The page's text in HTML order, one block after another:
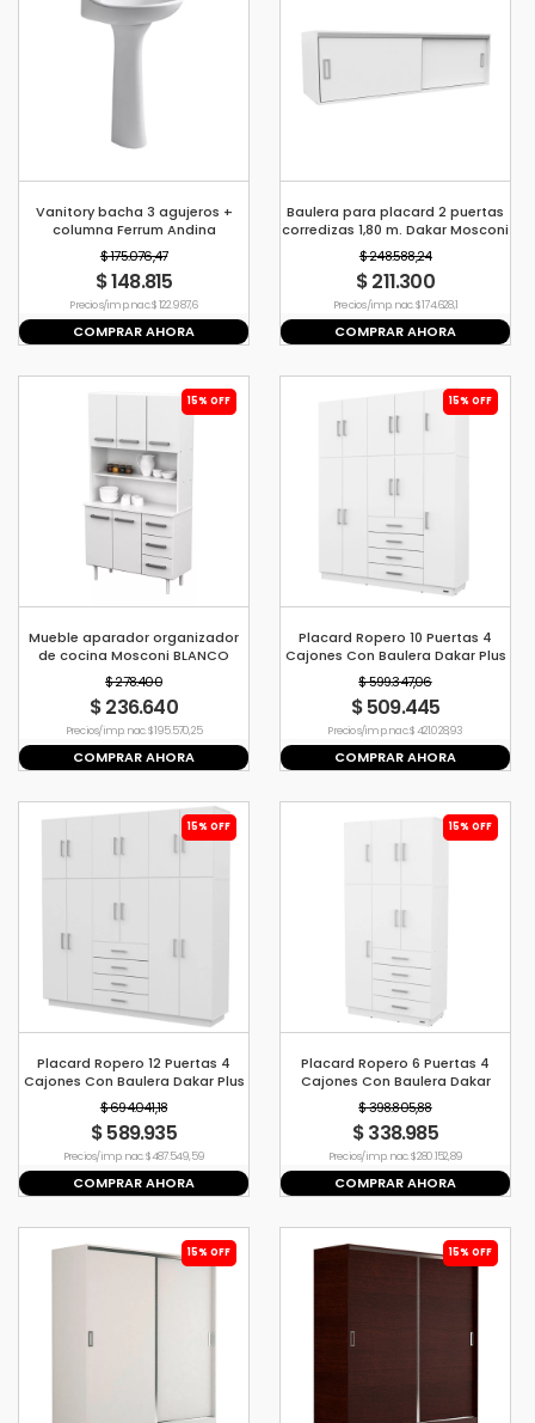
Vanitory bacha 3 agujeros +
columna Ferrum Andina
$ 175.076,47
$ 148.815
Precio s/imp. nac. $ 122.987,6
COMPRAR AHORA
Baulera para placard 2 puertas
corredizas 1,80 m. Dakar Mosconi
BLANCO
$ 248.588,24
$ 211.300
Precio s/imp. nac. $ 174.628,1
COMPRAR AHORA
15% OFF
Mueble aparador organizador
de cocina Mosconi BLANCO
$ 278.400
$ 236.640
Precio s/imp. nac. $ 195.570,25
COMPRAR AHORA
15% OFF
Placard Ropero 10 Puertas 4
Cajones Con Baulera Dakar Plus
Blanco Mosconi
$ 599.347,06
$ 509.445
Precio s/imp. nac. $ 421.028,93
COMPRAR AHORA
15% OFF
Placard Ropero 12 Puertas 4
Cajones Con Baulera Dakar Plus
Blanco Mosconi
$ 694.041,18
$ 589.935
Precio s/imp. nac. $ 487.549,59
COMPRAR AHORA
15% OFF
Placard Ropero 6 Puertas 4
Cajones Con Baulera Dakar
Blanco Mosconi
$ 398.805,88
$ 338.985
Precio s/imp. nac. $ 280.152,89
COMPRAR AHORA
15% OFF 15% OFF